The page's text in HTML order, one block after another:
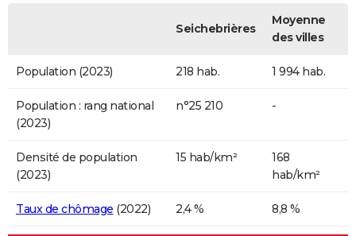
Seichebrières
Moyenne
des villes
Population (2023) 218 hab. 1 994 hab.
Population : rang national
(2023)
n°25 210 -
Densité de population
(2023)
15 hab/km²
168
hab/km²
Taux de chômage (2022) 2,4 % 8,8 %